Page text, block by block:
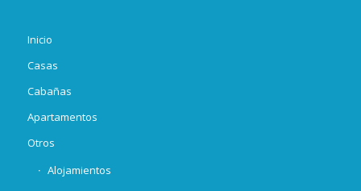
Inicio
Casas
Cabañas
Apartamentos
Otros
Alojamientos